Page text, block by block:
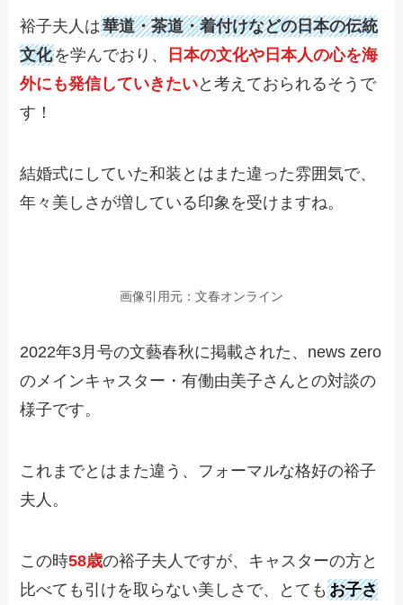
裕子夫人は華道・茶道・着付けなどの日本の伝統
文化を学んでおり、
日本の文化や日本人の心を海
外にも発信していきたいと考えておられるそうで
す！
結婚式にしていた和装とはまた違った雰囲気で、
年々美しさが増している印象を受けますね。
画像引用元：文春オンライン
2022年3月号の文藝春秋に掲載された、news zero
のメインキャスター・有働由美子さんとの対談の
様子です。
これまでとはまた違う、フォーマルな格好の裕子
夫人。
この時58歳の裕子夫人ですが、キャスターの方と
比べても引けを取らない美しさで、とてもお子さ